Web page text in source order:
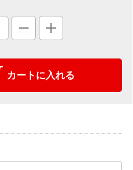
カートに入れる